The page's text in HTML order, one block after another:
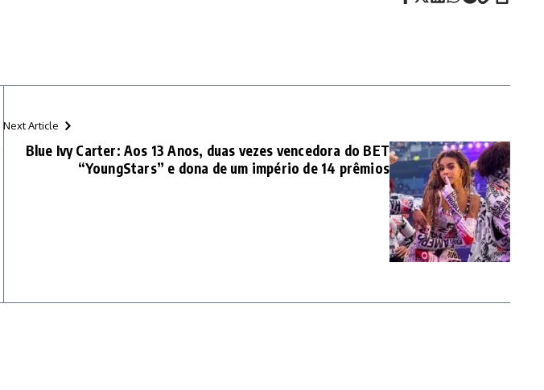
Next Article
Blue Ivy Carter: Aos 13 Anos, duas vezes vencedora do BET
“YoungStars” e dona de um império de 14 prêmios